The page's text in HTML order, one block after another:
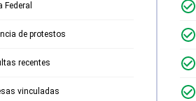
Federal
de protestos
recentes
vinculadas